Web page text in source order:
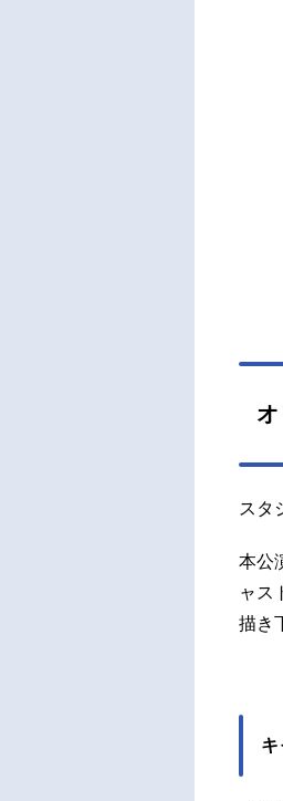
スタ
本公
ャス
描き
キ